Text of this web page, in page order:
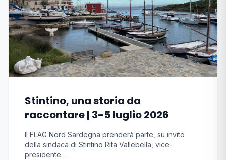
Stintino, una storia da
raccontare | 3-5 luglio 2026
Il FLAG Nord Sardegna prenderà parte, su invito
della sindaca di Stintino Rita Vallebella, vice-
presidente…